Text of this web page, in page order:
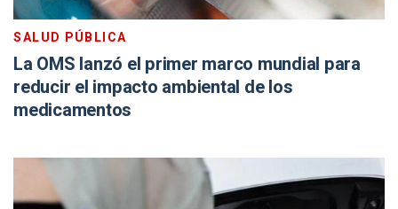
SALUD PÚBLICA
La OMS lanzó el primer marco mundial para
reducir el impacto ambiental de los
medicamentos